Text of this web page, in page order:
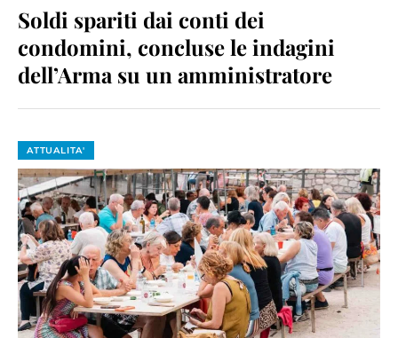
Soldi spariti dai conti dei
condomini, concluse le indagini
dell’Arma su un amministratore
ATTUALITA'